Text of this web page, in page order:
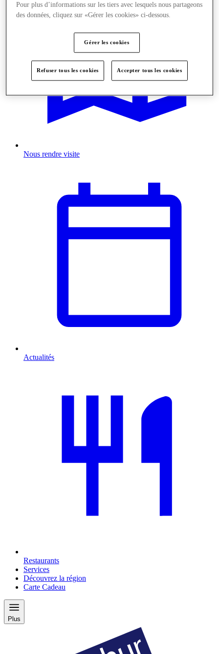
Nous rendre visite
Actualités
Restaurants
Services
Découvrez la région
Carte Cadeau
Plus
Pour plus d’informations sur les tiers avec lesquels nous partageons
des données, cliquez sur «Gérer les cookies» ci-dessous.
Gérer les cookies
Refuser tous les cookies Accepter tous les cookies